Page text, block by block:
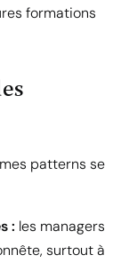
formations
patterns se
: les managers
surtout à